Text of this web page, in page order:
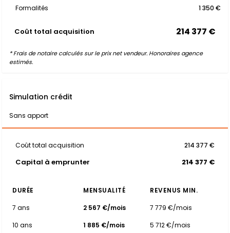
Formalités
1 350 €
Coût total acquisition 214 377 €
* Frais de notaire calculés sur le prix net vendeur. Honoraires agence
estimés.
Simulation crédit
Sans apport
Coût total acquisition 214 377 €
Capital à emprunter 214 377 €
DURÉE MENSUALITÉ
REVENUS MIN.
7 ans
2 567 €/mois
7 779 €/mois
10 ans
1 885 €/mois 5 712 €/mois